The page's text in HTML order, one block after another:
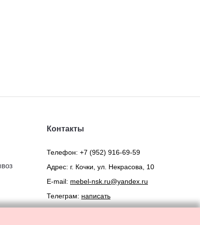
Контакты
Телефон: +7 (952) 916-69-59
Адрес: г. Кочки, ул. Некрасова, 10
E-mail: mebel-nsk.ru@yandex.ru
Телеграм: написать